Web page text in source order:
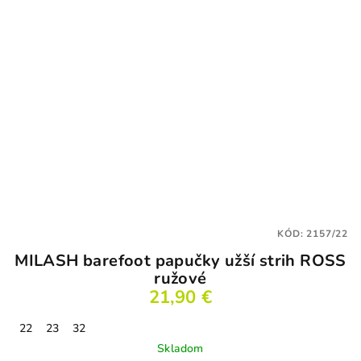
MILASH barefoot papučky užší strih ROSS
ružové
21,90 €
22 23
32
Skladom
KÓD:2157/22